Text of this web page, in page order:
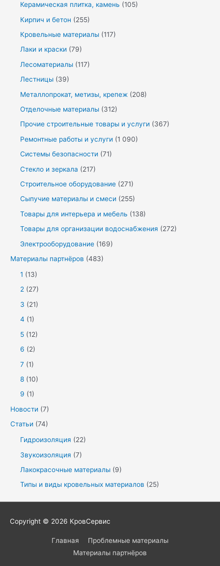
Керамическая плитка, камень (105)
Кирпич и бетон (255)
Кровельные материалы (117)
Лаки и краски (79)
Лесоматериалы (117)
Лестницы (39)
Металлопрокат, метизы, крепеж (208)
Отделочные материалы (312)
Прочие строительные товары и услуги (367)
Ремонтные работы и услуги (1 090)
Системы безопасности (71)
Стекло и зеркала (217)
Строительное оборудование (271)
Сыпучие материалы и смеси (255)
Товары для интерьера и мебель (138)
Товары для организации водоснабжения (272)
Электрооборудование (169)
Материалы партнёров (483)
1 (13)
2 (27)
3 (21)
4 (1)
5 (12)
6 (2)
7 (1)
8 (10)
9 (1)
Новости (7)
Статьи (74)
Гидроизоляция (22)
Звукоизоляция (7)
Лакокрасочные материалы (9)
Типы и виды кровельных материалов (25)
Copyright © 2026 КровСервис
Главная
Проблемные материалы
Материалы партнёров